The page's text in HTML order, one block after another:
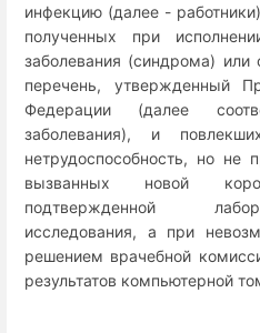
инфекцию (далее -
полученных при
заболевания (синдрома)
перечень, утвержденный
Федерации (далее
заболевания), и
нетрудоспособность, но не
вызванных новой
подтвержденной
исследования, а при
решением врачебной
результатов компьютерной